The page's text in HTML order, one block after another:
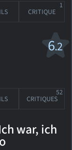
CRITIQUE
1
6.2
CRITIQUES
52
war, ich